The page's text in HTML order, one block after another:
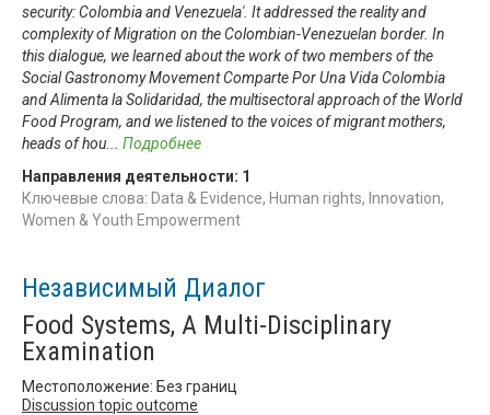
security: Colombia and Venezuela'. It addressed the reality and
complexity of Migration on the Colombian-Venezuelan border. In
this dialogue, we learned about the work of two members of the
Social Gastronomy Movement Comparte Por Una Vida Colombia
and Alimenta la Solidaridad, the multisectoral approach of the World
Food Program, and we listened to the voices of migrant mothers,
heads of hou
Подробнее
Направления деятельности: 1
Ключевые слова: Data & Evidence, Human rights, Innovation,
Women & Youth Empowerment
Независимый Диалог
Food Systems, A Multi-Disciplinary
Examination
Местоположение: Без границ
Discussion topic outcome